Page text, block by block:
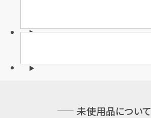
未使用品について